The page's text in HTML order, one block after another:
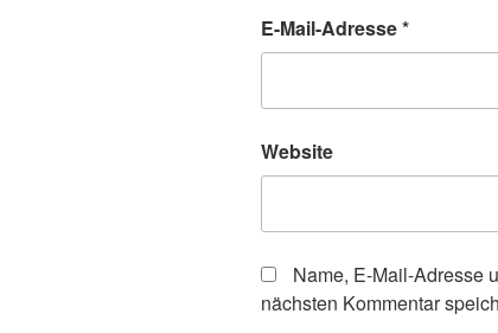
E-Mail-Adresse*
Website
Name, E-Mail-Adresse
nächsten Kommentar